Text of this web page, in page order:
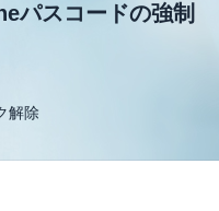
パスコードの強制
解除